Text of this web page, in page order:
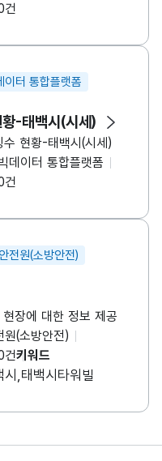
건
이터 통합플랫폼
황-태백시 (시세)
현황-태백시(시세)
데이터 통합플랫폼
건
전원(소방안전)
장에 대한 정보 제공
원(소방안전)
건키워드
,태백시타워빌